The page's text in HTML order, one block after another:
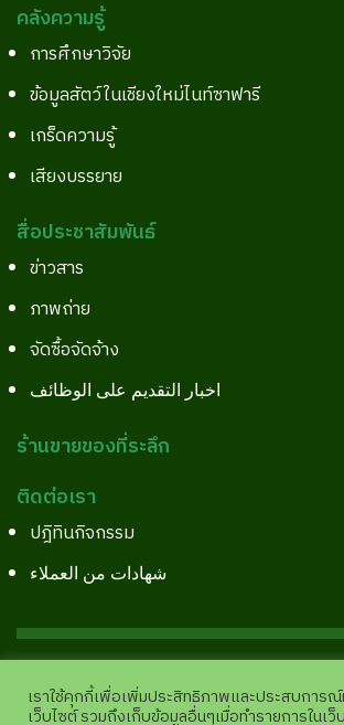
คลังความรู้
การศึกษาวิจัย
ข้อมูลสัตว์ในเชียงใหม่ไนท์ซาฟารี
เกร็ดความรู้
เสียงบรรยาย
สื่อประชาสัมพันธ์
ข่าวสาร
ภาพถ่าย
จัดซื้อจัดจ้าง
اخبار التقديم على الوظائف
ร้านขายของที่ระลึก
ติดต่อเรา
ปฎิทินกิจกรรม
شهادات من العملاء
Copyright©2026 All Right Reserved.
11,938,153 |analytics.google.com
เราใช้คุกกี้เพื่อเพิ่มประสิทธิภาพและประสบการณ์
เว็บไซต์ รวมถึงเก็บข้อมูลอื่นๆเมื่อทำรายการในเว็